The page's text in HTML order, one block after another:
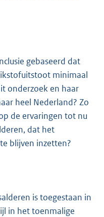
gebaseerd dat
minimaal
onderzoek en haar
heel Nederland? Zo
de ervaringen tot nu
dat het
blijven inzetten?
is toegestaan in
in het toenmalige